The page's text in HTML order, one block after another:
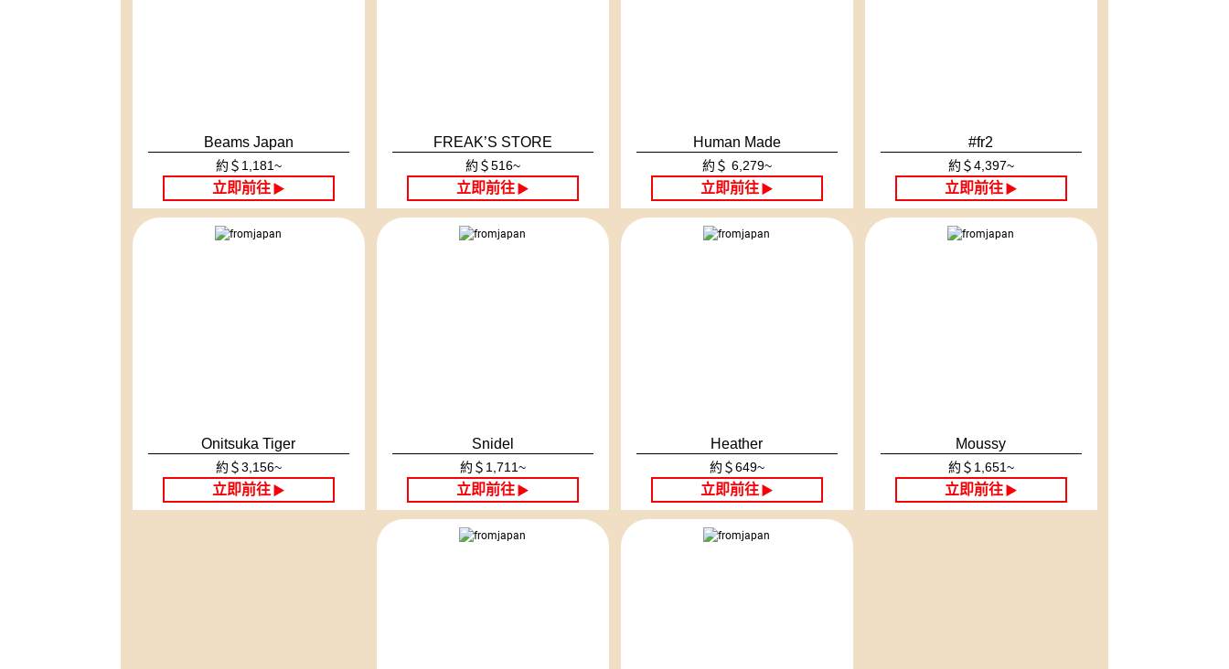
Beams Japan
約＄1,181~
立即前往 ▶
FREAK’S STORE
約＄516~
立即前往 ▶
Human Made
約＄ 6,279~
立即前往 ▶
#fr2
約＄4,397~
立即前往 ▶
Onitsuka Tiger
約＄3,156~
立即前往 ▶
Snidel
約＄1,711~
立即前往 ▶
Heather
約＄649~
立即前往 ▶
Moussy
約＄1,651~
立即前往 ▶